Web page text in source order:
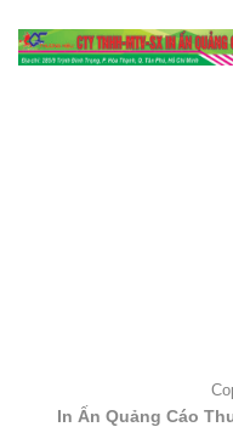
In Ấn Quảng Cáo